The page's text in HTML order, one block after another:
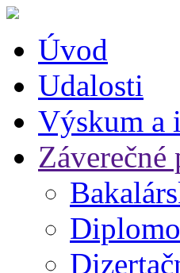
Úvod
Udalosti
Výskum a
Záverečné